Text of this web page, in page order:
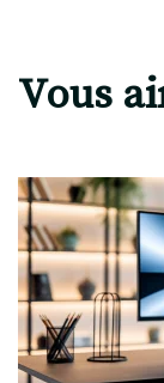
Vous